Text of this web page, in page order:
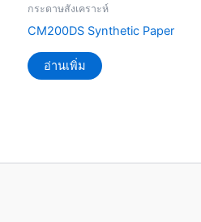
กระดาษสังเคราะห์
CM200DS Synthetic Paper
อ่านเพิ่ม